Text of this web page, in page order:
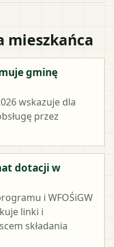
mieszkańca
gminę
wskazuje dla
przez
dotacji w
i WFOŚiGW
linki i
składania